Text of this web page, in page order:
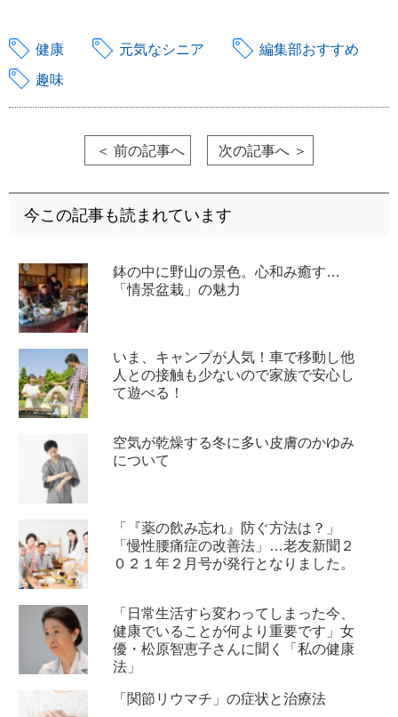
健康 元気なシニア
編集部おすすめ
趣味
＜ 前の記事へ 次の記事へ ＞
今この記事も読まれています
鉢の中に野山の景色。心和み癒す…
「情景盆栽」の魅力
いま、キャンプが人気！車で移動し他
人との接触も少ないので家族で安心し
て遊べる！
空気が乾燥する冬に多い皮膚のかゆみ
について
「『薬の飲み忘れ』防ぐ方法は？」
「慢性腰痛症の改善法」…老友新聞２
０２１年２月号が発行となりました。
「日常生活すら変わってしまった今、
健康でいることが何より重要です」女
優・松原智恵子さんに聞く「私の健康
法」
「関節リウマチ」の症状と治療法